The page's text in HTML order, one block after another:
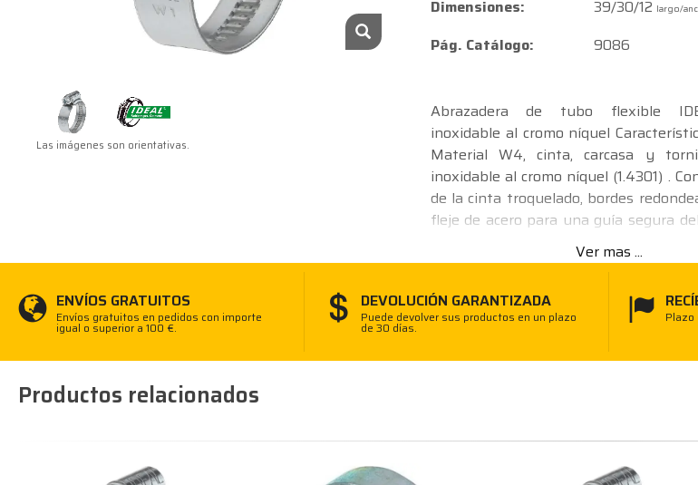
Las imágenes son orientativas.
Dimensiones:
39/30/12 largo/
Pág. Catálogo: 9086
Abrazadera de tubo flexible
inoxidable al cromo níquel
Material W4, cinta, carcasa y
inoxidable al cromo níquel (1.4301) .
de la cinta troquelado, bordes
fleje de acero para una guía segura
la cinta para transmitir fuerzas
modo, con pares de marcha en
apriete se realiza con ayuda de un
ranurado de 7 mm. Aplicación:
conexiones de agua refrigerante,
flexibles en la industria de los
Ver mas ...
ENVÍOS GRATUITOS
Envíos gratuitos en pedidos con importe
igual o superior a 100 €.
DEVOLUCIÓN GARANTIZADA
Puede devolver sus productos en un plazo
de 30 días.
Productos relacionados